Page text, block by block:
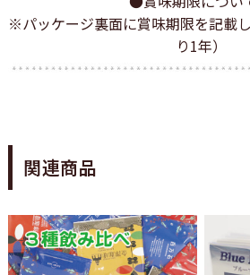
※パッケージ裏面に賞味期限を記載
り1年）
関連商品